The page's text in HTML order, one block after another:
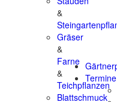
&
Gräser
&
Farne
&
Teichpflanzen
Blattschmuck
Termine